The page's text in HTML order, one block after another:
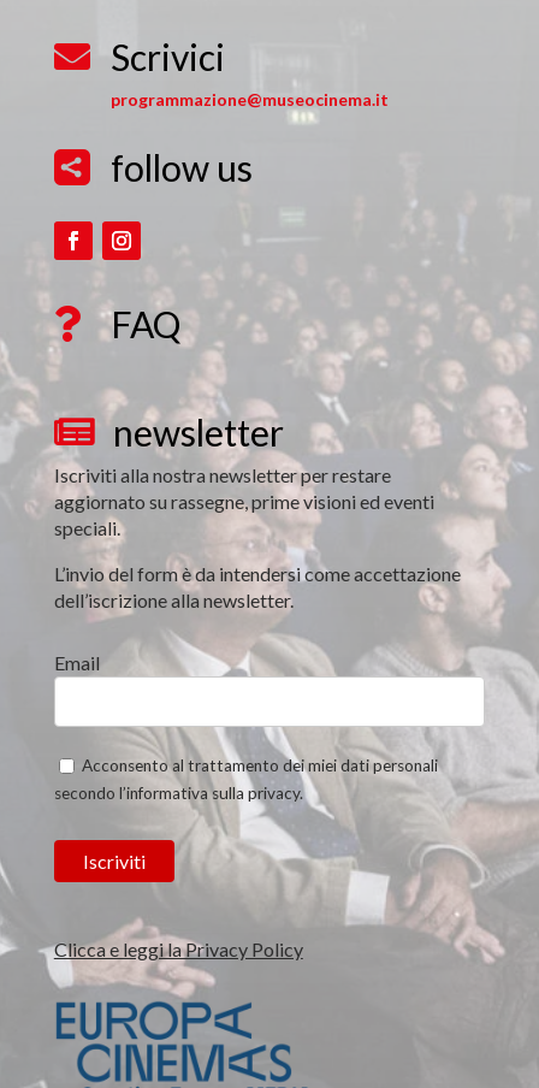
 Scrivici
programmazione@museocinema.it
 follow us
 FAQ
 newsletter
Iscriviti alla nostra newsletter per restare
aggiornato su rassegne, prime visioni ed eventi
speciali.
L’invio del form è da intendersi come accettazione
dell’iscrizione alla newsletter.
Email
Acconsento al trattamento dei miei dati personali
secondo l’informativa sulla privacy.
Clicca e leggi la Privacy Policy